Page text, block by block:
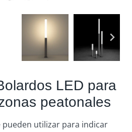
LED para
peatonales
pueden utilizar para indicar